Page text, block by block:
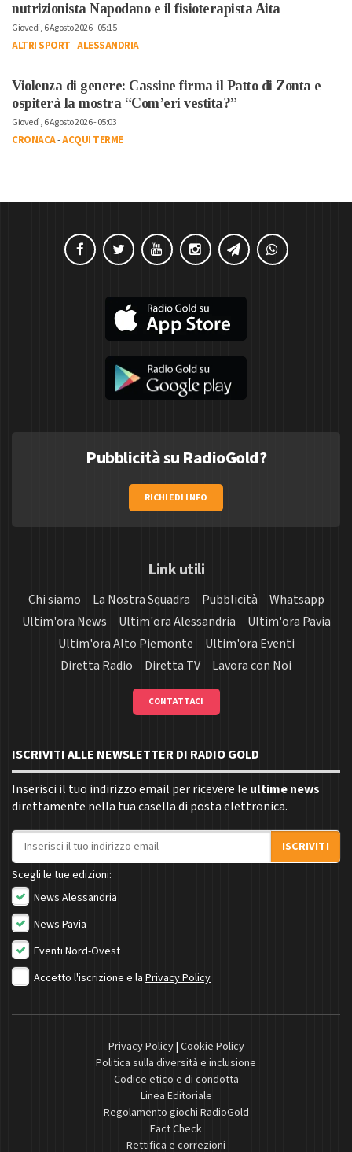
nutrizionista Napodano e il fisioterapista Aita
Giovedì, 6 Agosto 2026 - 05:15
ALTRI SPORT-ALESSANDRIA
Violenza di genere: Cassine firma il Patto di Zonta e
ospiterà la mostra “Com’eri vestita?”
Giovedì, 6 Agosto 2026 - 05:03
CRONACA-ACQUI TERME
Pubblicità su RadioGold?
RICHIEDI INFO
Link utili
Chi siamo La Nostra Squadra Pubblicità
Whatsapp
Ultim'ora News
Ultim'ora Alessandria
Ultim'ora Pavia
Ultim'ora Alto Piemonte
Ultim'ora Eventi
Diretta Radio
Diretta TV Lavora con Noi
CONTATTACI
ISCRIVITI ALLE NEWSLETTER DI RADIO GOLD
Inserisci il tuo indirizzo email per ricevere le ultime news
direttamente nella tua casella di posta elettronica.
Indirizzo email
ISCRIVITI
Scegli le tue edizioni:
News Alessandria
News Pavia
Eventi Nord-Ovest
Accetto l'iscrizione e la Privacy Policy
Privacy Policy| Cookie Policy
Politica sulla diversità e inclusione
Codice etico e di condotta
Linea Editoriale
Regolamento giochi RadioGold
Fact Check
Rettifica e correzioni